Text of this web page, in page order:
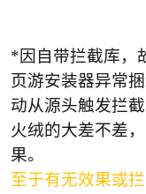
*因自带拦截库，
页游安装器异常
动从源头触发拦
火绒的大差不差
果。
至于有无效果或